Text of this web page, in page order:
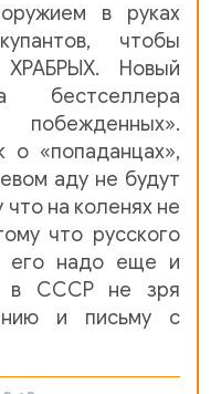
в руках
чтобы
Новый
о «попаданцах»,
аду не будут
на коленях не
что русского
его надо еще и
в СССР не зря
и письму с